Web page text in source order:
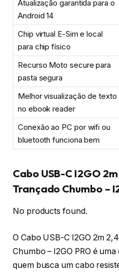
Atualização garantida para o
Android 14
Chip virtual E-Sim e local
para chip físico
Recurso Moto secure para
pasta segura
Melhor visualização de texto
no ebook reader
Conexão ao PC por wifi ou
bluetooth funciona bem
Cabo USB-C I2GO
Trançado Chumbo –
No products found.
O Cabo USB-C I2GO 2m
Chumbo – I2GO PRO é
quem busca um cabo